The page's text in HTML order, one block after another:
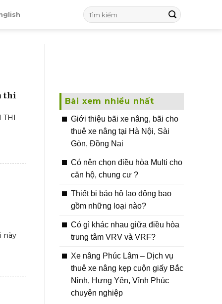
thi
THI
này
Bài xem nhiều nhất
Giới thiệu bãi xe nâng, bãi cho
thuê xe nâng tại Hà Nội, Sài
Gòn, Đồng Nai
Có nên chọn điều hòa Multi cho
căn hộ, chung cư ?
Thiết bị bảo hộ lao động bao
gồm những loại nào?
Có gì khác nhau giữa điều hòa
trung tâm VRV và VRF?
Xe nâng Phúc Lâm – Dịch vụ
thuê xe nâng kẹp cuộn giấy Bắc
Ninh, Hưng Yên, Vĩnh Phúc
chuyên nghiệp